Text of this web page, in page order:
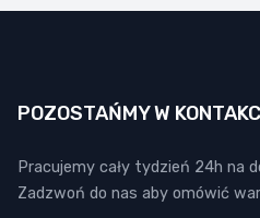
POZOSTAŃMY W
Pracujemy cały tydzień 24h na
Zadzwoń do nas aby omówić